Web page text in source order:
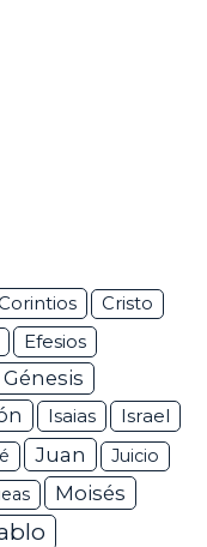
Cristo
Efesios
Génesis
Isaias Israel
Juan
Juicio
Moisés